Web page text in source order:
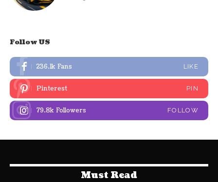
Follow US
236.1k Fans LIKE
Pinterest PIN
79.8k Followers FOLLOW
Must Read